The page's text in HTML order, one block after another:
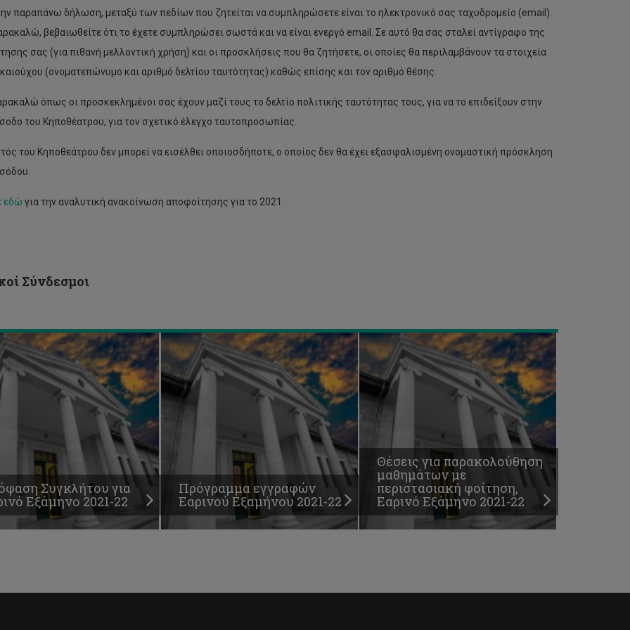
παραπάνω δήλωση, μεταξύ των πεδίων που ζητείται να συμπληρώσετε είναι το ηλεκτρονικό σας ταχυδρομείο (email).
βεβαιωθείτε ότι το έχετε συμπληρώσει σωστά και να είναι ενεργό email. Σε αυτό θα σας σταλεί αντίγραφο της
σας (για πιθανή μελλοντική χρήση) και οι προσκλήσεις που θα ζητήσετε, οι οποίες θα περιλαμβάνουν τα στοιχεία
(ονοματεπώνυμο και αριθμό δελτίου ταυτότητας) καθώς επίσης και τον αριθμό θέσης.
όπως οι προσκεκλημένοι σας έχουν μαζί τους το δελτίο πολιτικής ταυτότητας τους, για να το επιδείξουν στην
του Κηποθέατρου, για τον σχετικό έλεγχο ταυτοπροσωπίας.
του Κηποθεάτρου δεν μπορεί να εισέλθει οποιοσδήποτε, ο οποίος δεν θα έχει εξασφαλισμένη ονομαστική πρόσκληση
εδώ για την αναλυτική ανακοίνωση αποφοίτησης για το 2021.
Σύνδεσμοι
Συγκλήτου για
Εξάμηνο 2021-22
Πρόγραμμα εγγραφών
Εαρινού Εξαμήνου 2021-22
Θέσεις για παρακολούθηση
μαθημάτων με
περιστασιακή φοίτηση,
Εαρινό Εξάμηνο 2021-22